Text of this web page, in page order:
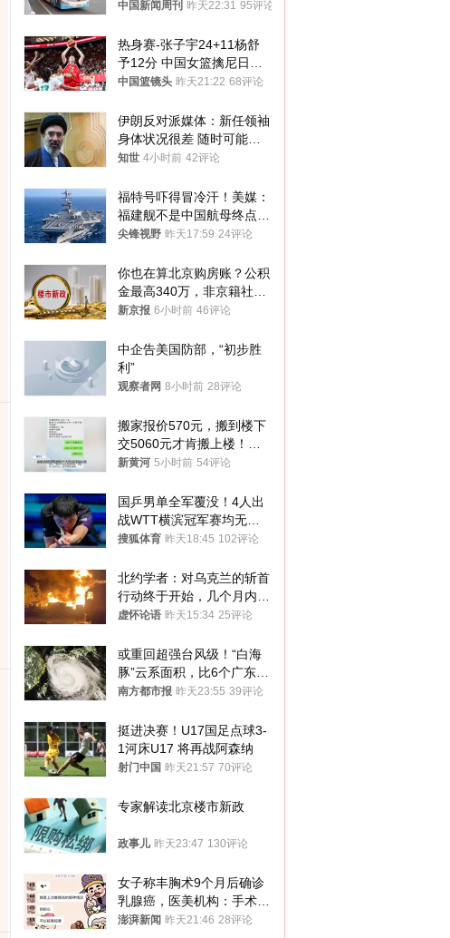
中国新闻周刊 昨天22:31 95评论
热身赛-张子宇24+11杨舒
予12分 中国女篮擒尼日利
亚
中国篮镜头 昨天21:22 68评论
伊朗反对派媒体：新任领袖
身体状况很差 随时可能离
世
知世 4小时前 42评论
福特号吓得冒冷汗！美媒：
福建舰不是中国航母终点，
而是新起点！
尖锋视野 昨天17:59 24评论
你也在算北京购房账？公积
金最高340万，非京籍社保
1年
新京报 6小时前 46评论
中企告美国防部，“初步胜
利”
观察者网 8小时前 28评论
搬家报价570元，搬到楼下
交5060元才肯搬上楼！女
子傻眼了……
新黄河 5小时前 54评论
国乒男单全军覆没！4人出
战WTT横滨冠军赛均无缘
八强
搜狐体育 昨天18:45 102评论
北约学者：对乌克兰的斩首
行动终于开始，几个月内乌
将投降
虚怀论语 昨天15:34 25评论
或重回超强台风级！“白海
豚”云系面积，比6个广东还
大！深圳官方：注意这件事
南方都市报 昨天23:55 39评论
挺进决赛！U17国足点球3-
1河床U17 将再战阿森纳
射门中国 昨天21:57 70评论
专家解读北京楼市新政
政事儿 昨天23:47 130评论
女子称丰胸术9个月后确诊
乳腺癌，医美机构：手术不
可能引发癌症，建议走司法
澎湃新闻 昨天21:46 28评论